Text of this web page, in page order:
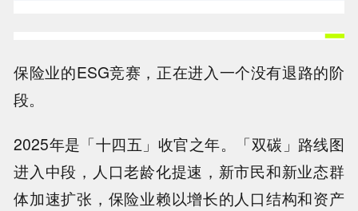
保险业的ESG竞赛，正在进入一个没有退路的阶
段。
2025年是「十四五」收官之年。「双碳」路线图
进入中段，人口老龄化提速，新市民和新业态群
体加速扩张，保险业赖以增长的人口结构和资产